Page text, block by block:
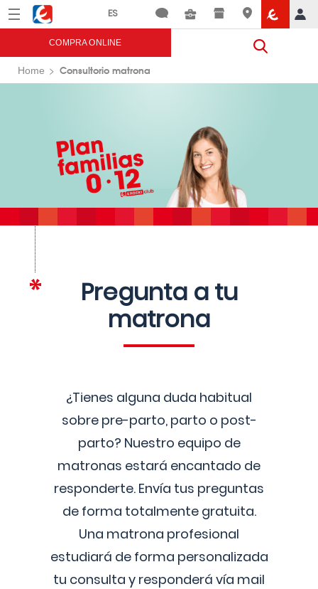
Menú Eroski
COMPRA ONLINE
Home Consultorio matrona
Pregunta a tu
matrona
¿Tienes alguna duda habitual
sobre pre-parto, parto o post-
parto? Nuestro equipo de
matronas estará encantado de
responderte. Envía tus preguntas
de forma totalmente gratuita.
Una matrona profesional
estudiará de forma personalizada
tu consulta y responderá vía mail